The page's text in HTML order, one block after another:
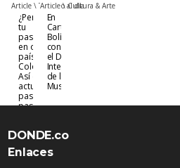
Article \ Turismo al día
¿Perdiste
tu
pasaporte
en otro
país o en
Colombia?
Así debes
actuar
paso a
paso
Article \ Cultura & Arte
En
Cartagena y
Bolívar se
conmemora
el Día
Internacional
de los
Museos
DONDE.co
Enlaces